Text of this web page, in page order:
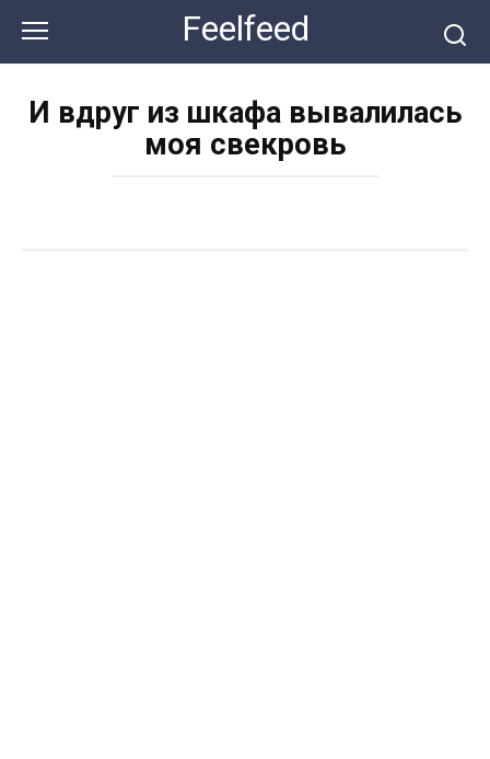
контенту
Feelfeed
И вдруг из шкафа вывалилась
моя свекровь